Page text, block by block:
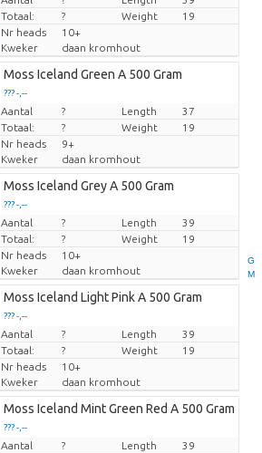
G
M
Totaal:
? Weight
19
Nr heads
10+
Kweker
daan kromhout
Moss Iceland Green A 500 Gram
??? -,--
Prijs per stuk
Aantal ? Length
37
Totaal:
? Weight
19
Nr heads
9+
Kweker
daan kromhout
Moss Iceland Grey A 500 Gram
??? -,--
Prijs per stuk
Aantal ? Length
39
Totaal:
? Weight
19
Nr heads
10+
Kweker
daan kromhout
Moss Iceland Light Pink A 500 Gram
??? -,--
Prijs per stuk
Aantal ? Length
39
Totaal:
? Weight
19
Nr heads
10+
Kweker
daan kromhout
Moss Iceland Mint Green Red A 500 Gram
??? -,--
Prijs per stuk
Aantal ? Length
39